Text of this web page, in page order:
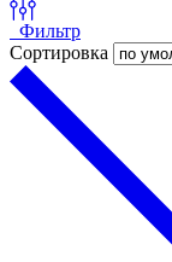
Фильтр
Сортировка